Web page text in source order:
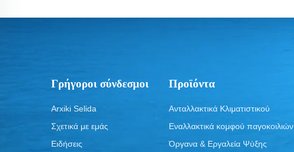
Γρήγοροι σύνδεσμοι
Arxiki Selida
Σχετικά με εμάς
Ειδήσεις
Προϊόντα
Ανταλλακτικά Κλιματιστικού
Εναλλακτικά κομφού παγοκοιλιών
Όργανα & Εργαλεία Ψύξης